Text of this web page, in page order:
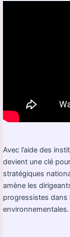
Avec l’aide des
devient une clé
stratégiques
amène les
progressistes dans
environnementales.